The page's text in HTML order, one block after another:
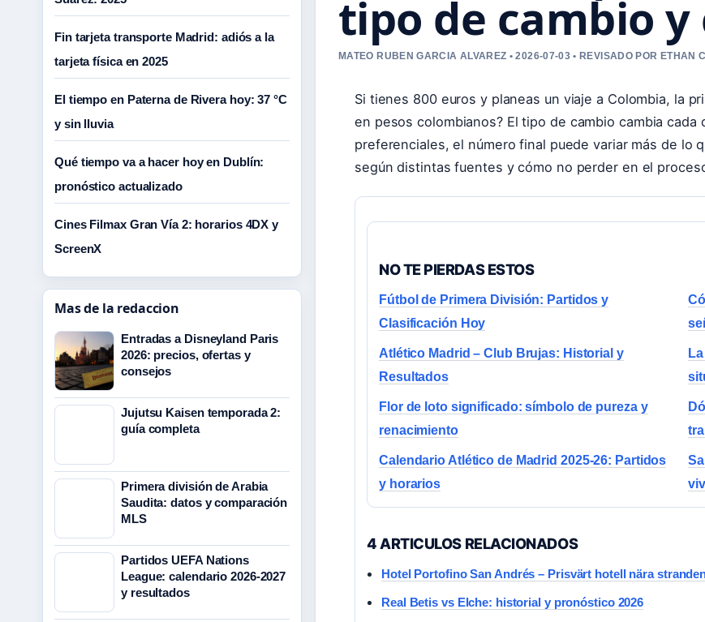
tipo de cambio
MATEO RUBEN GARCIA ALVAREZ • 2026-07-03 • REVISADO POR ETHAN
Si tienes 800 euros y planeas un viaje a Colombia, la
en pesos colombianos? El tipo de cambio cambia
preferenciales, el número final puede variar más de lo
según distintas fuentes y cómo no perder en el
NO TE PIERDAS ESTOS
Fútbol de Primera División: Partidos y
Clasificación Hoy
Atlético Madrid – Club Brujas: Historial y
Resultados
Flor de loto significado: símbolo de pureza y
renacimiento
Calendario Atlético de Madrid 2025-26: Partidos
y horarios
4 ARTICULOS RELACIONADOS
Hotel Portofino San Andrés – Prisvärt hotell nära
Real Betis vs Elche: historial y pronóstico 2026
Fin tarjeta transporte Madrid: adiós a la
tarjeta física en 2025
El tiempo en Paterna de Rivera hoy: 37 °C
y sin lluvia
Qué tiempo va a hacer hoy en Dublín:
pronóstico actualizado
Cines Filmax Gran Vía 2: horarios 4DX y
ScreenX
Mas de la redaccion
Entradas a Disneyland Paris
2026: precios, ofertas y
consejos
Jujutsu Kaisen temporada 2:
guía completa
Primera división de Arabia
Saudita: datos y comparación
MLS
Partidos UEFA Nations
League: calendario 2026-2027
y resultados